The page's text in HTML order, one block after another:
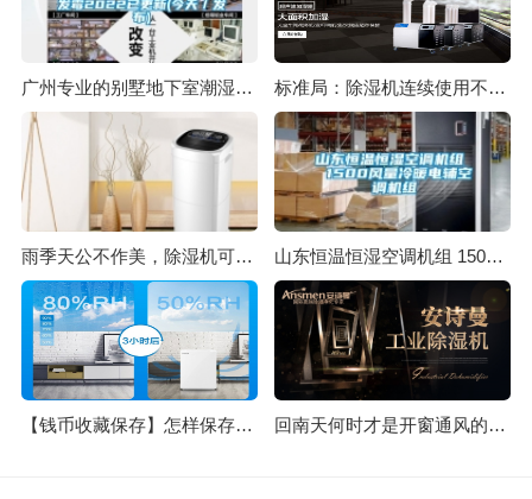
广州专业的别墅地下室潮湿发霉2022已更新(今天／发布) 标准局：除湿机连续使用不宜逾24小时
雨季天公不作美，除湿机可成人之美 山东恒温恒湿空调机组 1500风量冷暖电辅空调机组
【钱币收藏保存】怎样保存收藏的纸币 钱币收藏保存实用小窍门 回南天何时才是开窗通风的好时机？